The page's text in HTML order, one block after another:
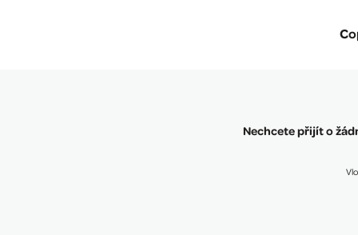
Nechcete přijít o